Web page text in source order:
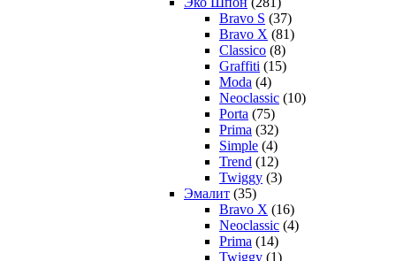
Bravo S (37)
Bravo X (81)
Classico (8)
Graffiti (15)
Moda (4)
Neoclassic (10)
Porta (75)
Prima (32)
Simple (4)
Trend (12)
Twiggy (3)
Эмалит (35)
Bravo X (16)
Neoclassic (4)
Prima (14)
Twiggy (1)